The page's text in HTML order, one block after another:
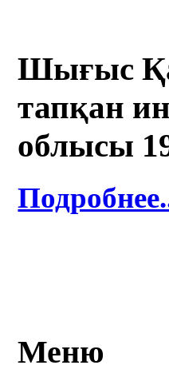
Шығыс
тапқан
облысы
Меню